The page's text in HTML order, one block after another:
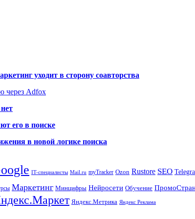
уходит в сторону соавторства
через Adfox
его в поиске
в новой логике поиска
IT-специалисты Mail.ru myTracker Ozon Rustore SEO
Маркетинг Минцифры Нейросети Обучение
Яндекс.Метрика Яндекс Реклама